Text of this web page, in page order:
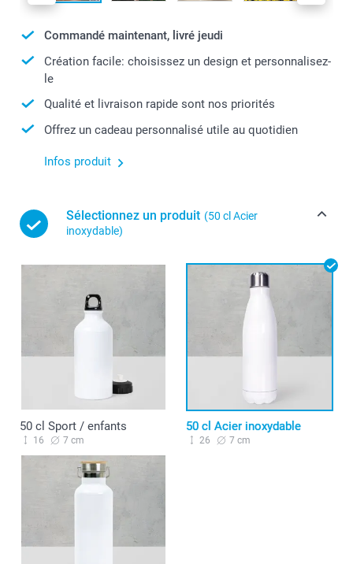
Commandé maintenant, livré jeudi
Création facile: choisissez un design et personnalisez-
le
Qualité et livraison rapide sont nos priorités
Offrez un cadeau personnalisé utile au quotidien
Infos produit
Sélectionnez un produit (50 cl Acier
inoxydable)
50 cl Sport / enfants
16 7 cm
50 cl Acier inoxydable
26 7 cm